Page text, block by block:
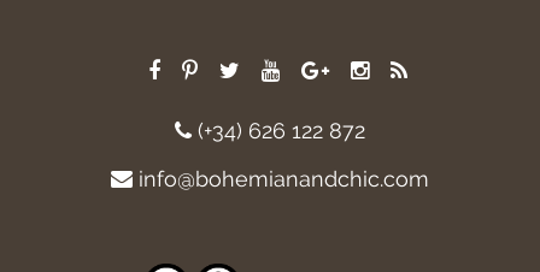
(+34) 626 122 872
info@bohemianandchic.com